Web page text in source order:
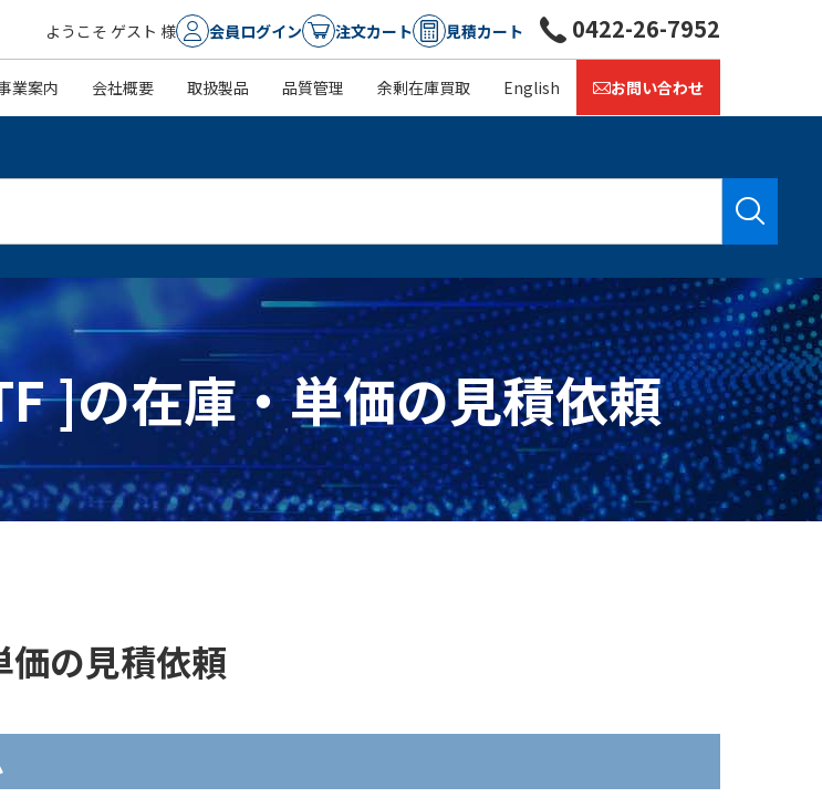
ようこそ ゲスト 様 会員ログイン 注文カート 見積カート
業案内 会社概要 取扱製品 品質管理 余剰在庫買取 English お問い合わせ
0422-26-7952
]の在庫・単価の見積依頼
の見積依頼